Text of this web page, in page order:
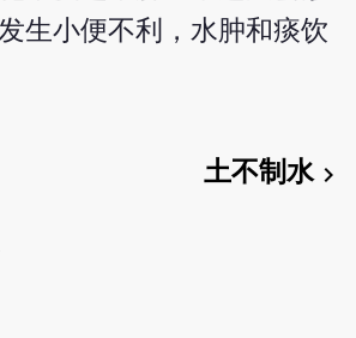
生小便不利，水肿和痰饮
土不制水chevron_right